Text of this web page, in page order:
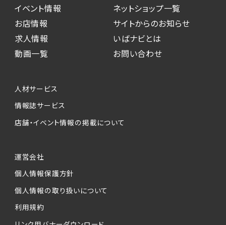
イベント情報
お店情報
求人情報
動画一覧
ネットショップ一覧
サイトからのお知らせ
いばナビとは
お問い合わせ
人材サービス
情報誌サービス
店舗・イベント情報の掲載について
運営会社
個人情報保護方針
個人情報の取り扱いについて
利用規約